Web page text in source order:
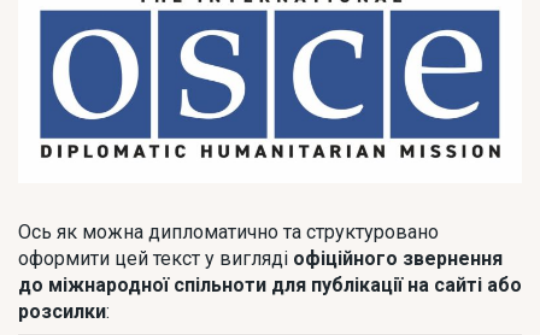
Ось як можна дипломатично та структуровано
оформити цей текст у вигляді офіційного звернення
до міжнародної спільноти для публікації на сайті або
розсилки: